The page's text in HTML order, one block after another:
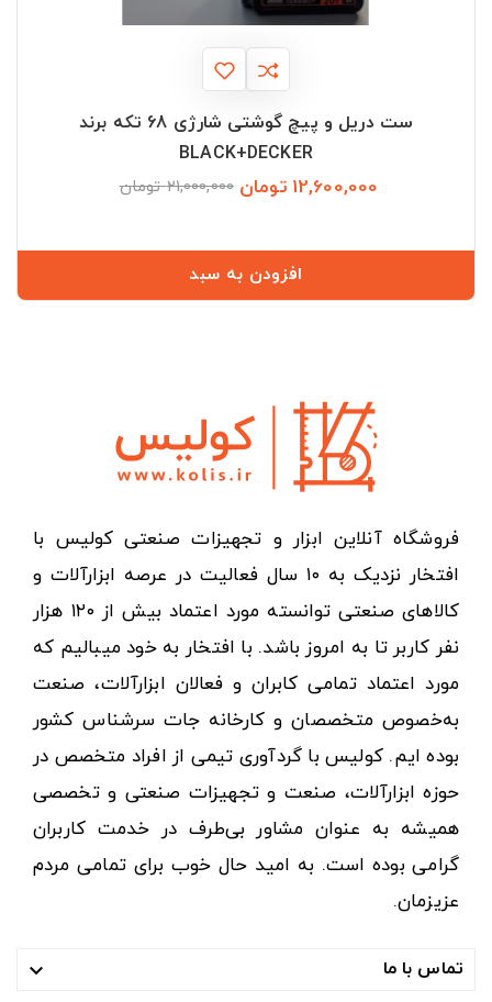
ست دریل و پیچ گوشتی شارژی 68 تکه برند
BLACK+DECKER
12,600,000 تومان 21,000,000 تومان
افزودن به سبد
فروشگاه آنلاین ابزار و تجهیزات صنعتی کولیس با
افتخار نزدیک به ۱۰ سال فعالیت در عرصه ابزارآلات و
کالاهای صنعتی توانسته مورد اعتماد بیش از ۱۲۰ هزار
نفر کاربر تا به امروز باشد. با افتخار به خود میبالیم که
مورد اعتماد تمامی کابران و فعالان ابزارآلات، صنعت
به‌خصوص متخصصان و کارخانه جات سرشناس کشور
بوده ایم. کولیس با گردآوری تیمی از افراد متخصص در
حوزه ابزارآلات، صنعت و تجهیزات صنعتی و تخصصی
همیشه به عنوان مشاور بی‌طرف در خدمت کاربران
گرامی بوده است. به امید حال خوب برای تمامی مردم
عزیزمان.
تماس با ما 